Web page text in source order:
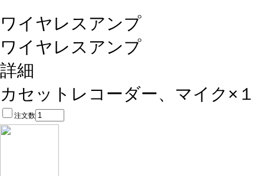
ワイヤレスアンプ
ワイヤレスアンプ
詳細
カセットレコーダー、マイク×１
注文数